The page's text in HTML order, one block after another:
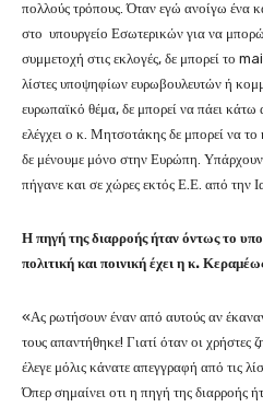
πολλούς τρόπους. Όταν εγώ ανοίγω ένα
στο υπουργείο Εσωτερικών για να
συμμετοχή στις εκλογές, δε μπορεί το
λίστες υποψηφίων ευρωβουλευτών ή
ευρωπαϊκό θέμα, δε μπορεί να πάει κάτω
ελέγχει ο κ. Μητσοτάκης δε μπορεί να
δε μένουμε μόνο στην Ευρώπη.
πήγανε και σε χώρες εκτός Ε.Ε. από την
Η πηγή της διαρροής ήταν όντως το
πολιτική και ποινική έχει η κ.
«Ας ρωτήσουν έναν από αυτούς αν
τους απαντήθηκε! Γιατί όταν οι χρήστες
έλεγε μόλις κάνατε απεγγραφή από τις
Όπερ σημαίνει οτι η πηγή της διαρροής